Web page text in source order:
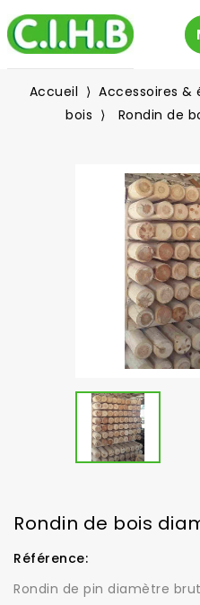
Accueil Accessoires &
bois
Rondin de
Rondin de bois
Référence:
Rondin de pin diamètre